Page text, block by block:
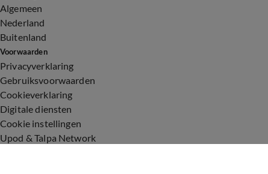
Algemeen
Nederland
Buitenland
Voorwaarden
Privacyverklaring
Gebruiksvoorwaarden
Cookieverklaring
Digitale diensten
Cookie instellingen
Upod & Talpa Network